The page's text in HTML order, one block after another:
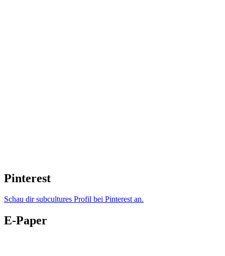
Pinterest
Schau dir subcultures Profil bei Pinterest an.
E-Paper